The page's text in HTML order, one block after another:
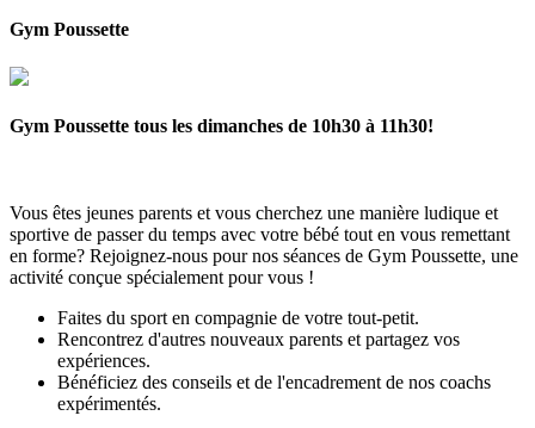
Gym Poussette
Gym Poussette tous les dimanches de 10h30 à 11h30!
Vous êtes jeunes parents et vous cherchez une manière ludique et
sportive de passer du temps avec votre bébé tout en vous remettant
en forme? Rejoignez-nous pour nos séances de Gym Poussette, une
activité conçue spécialement pour vous !
Faites du sport en compagnie de votre tout-petit.
Rencontrez d'autres nouveaux parents et partagez vos
expériences.
Bénéficiez des conseils et de l'encadrement de nos coachs
expérimentés.